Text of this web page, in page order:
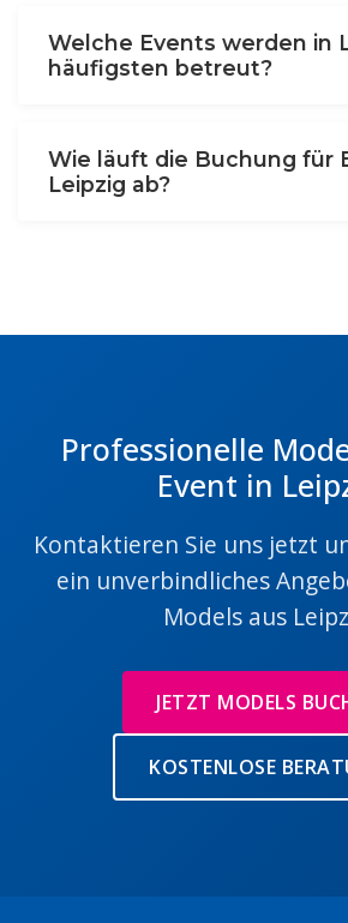
Welche Events werden in
häufigsten betreut?
Wie läuft die Buchung für
Leipzig ab?
Professionelle
Event in
Kontaktieren Sie uns jetzt
ein unverbindliches
Models aus
JETZT MODELS
KOSTENLOSE